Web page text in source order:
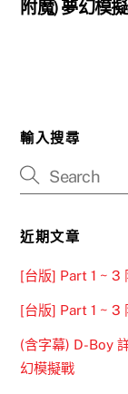
附魔) 夢幻模
輸入搜尋
近期文章
[台版] Part 1 ~ 3
[台版] Part 1 ~ 3
(含字幕) D-Boy
幻模擬戰